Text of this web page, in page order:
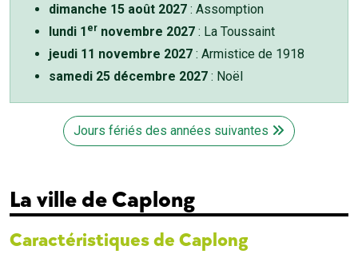
dimanche 15 août 2027 : Assomption
lundi 1 er novembre 2027 : La Toussaint
jeudi 11 novembre 2027 : Armistice de 1918
samedi 25 décembre 2027 : Noël
Jours fériés des années suivantes
La ville de Caplong
Caractéristiques de Caplong